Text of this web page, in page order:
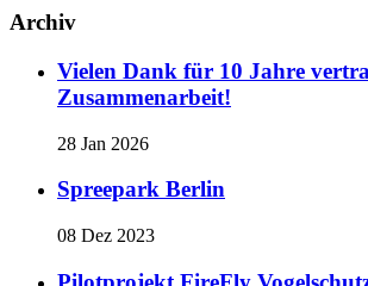
Archiv
Vielen Dank für 10 Jahre
Zusammenarbeit!
28 Jan 2026
Spreepark Berlin
08 Dez 2023